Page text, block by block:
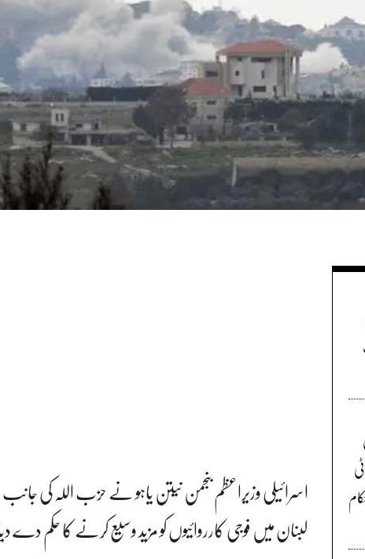
اسرائیلی وزیراعظم بنجمن نیتن یاہو نے حزب اللہ کی
لبنان میں فوجی کارروائیوں کو مزید وسیع کرنے کا حکم